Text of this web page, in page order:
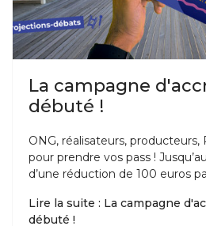
La campagne
débuté !
ONG, réalisateurs,
pour prendre vos pass !
d’une réduction de 100 euros
Lire la suite : La campagne
débuté !